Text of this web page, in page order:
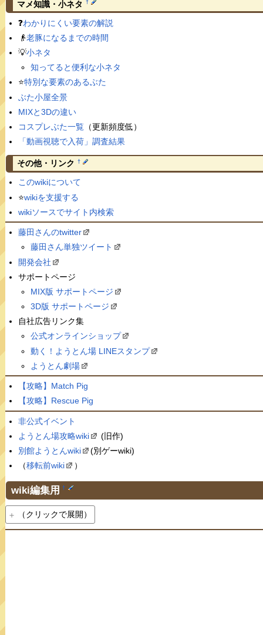
マメ知識・小ネタ †
❓わかりにくい要素の解説
👴老豚になるまでの時間
💡小ネタ
知ってると便利な小ネタ
⭐️特別な要素のあるぶた
ぶた小屋全景
MIXと3Dの違い
コスプレぶた一覧（更新頻度低）
「動画視聴で入荷」調査結果
その他・リンク †
このwikiについて
⭐️wikiを支援する
wikiソースでサイト内検索
藤田さんのtwitter
藤田さん単独ツイート
開発会社
サポートページ
MIX版 サポートページ
3D版 サポートページ
自社広告リンク集
公式オンラインショップ
動く！ようとん場 LINEスタンプ
ようとん劇場
【攻略】Match Pig
【攻略】Rescue Pig
非公式イベント
ようとん場攻略wiki
(旧作)
別館ようとんwiki
(別ゲーwiki)
（移転前wiki ）
wiki編集用 †
（クリックで展開）